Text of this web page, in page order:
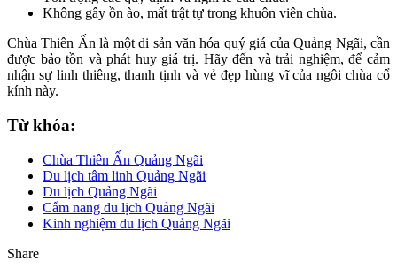
Không gây ồn ào, mất trật tự trong khuôn viên chùa.
Chùa Thiên Ấn là một di sản văn hóa quý giá của Quảng Ngãi, cần
được bảo tồn và phát huy giá trị. Hãy đến và trải nghiệm, để cảm
nhận sự linh thiêng, thanh tịnh và vẻ đẹp hùng vĩ của ngôi chùa cổ
kính này.
Từ khóa:
Chùa Thiên Ấn Quảng Ngãi
Du lịch tâm linh Quảng Ngãi
Du lịch Quảng Ngãi
Cẩm nang du lịch Quảng Ngãi
Kinh nghiệm du lịch Quảng Ngãi
Share